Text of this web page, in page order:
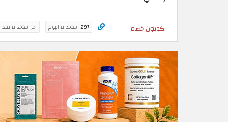
كوبون خصم 297استخدام اليوم اخر استخدام منذ